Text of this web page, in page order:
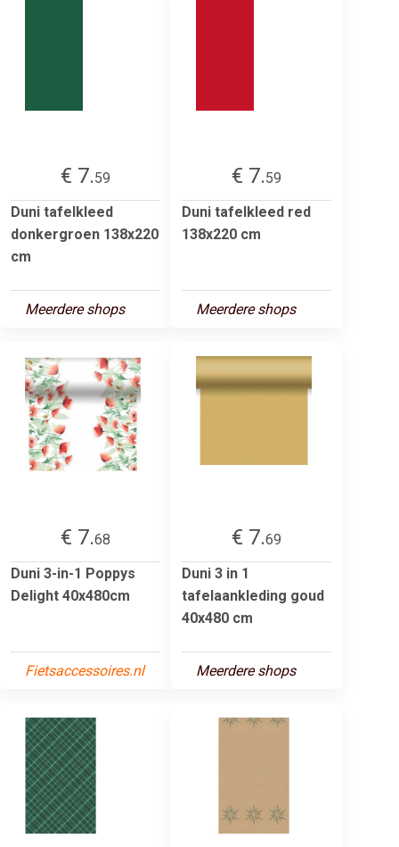
€ 7.59
Duni tafelkleed
donkergroen 138x220
cm
Meerdere shops
€ 7.59
Duni tafelkleed red
138x220 cm
Meerdere shops
€ 7.68
Duni 3-in-1 Poppys
Delight 40x480cm
Fietsaccessoires.nl
€ 7.69
Duni 3 in 1
tafelaankleding goud
40x480 cm
Meerdere shops